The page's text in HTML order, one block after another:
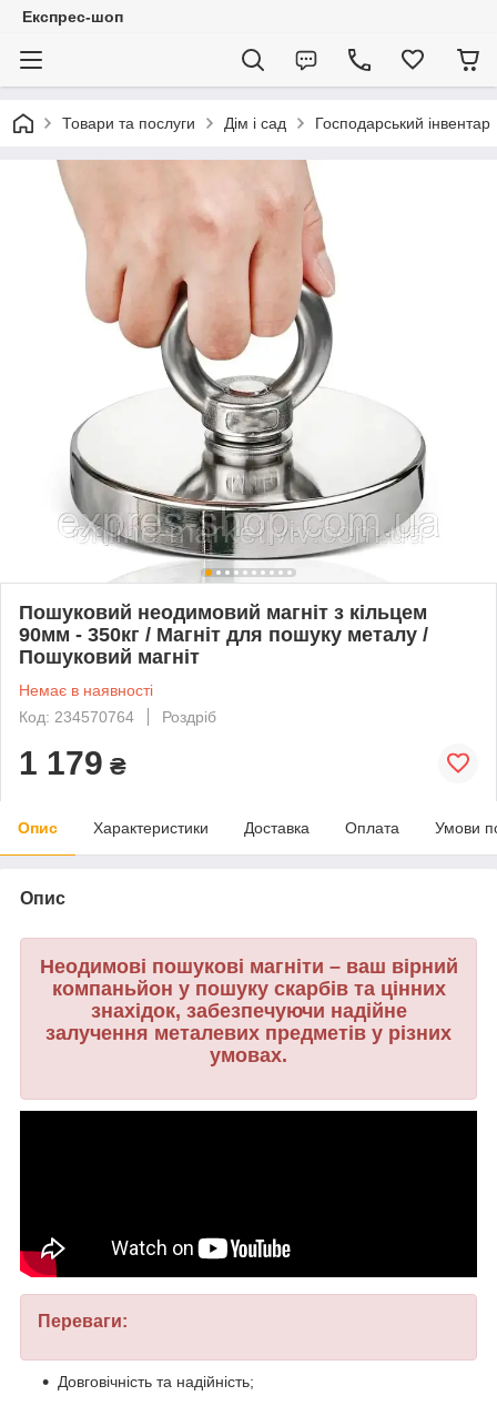
Експрес-шоп
Товари та послуги Дім і сад Господарський інвентар
Пошуковий неодимовий магніт з кільцем
90мм - 350кг / Магніт для пошуку металу /
Пошуковий магніт
Немає в наявності
Код: 234570764
Роздріб
1 179 ₴
Опис Характеристики Доставка Оплата Умови
Опис
Неодимові пошукові магніти – ваш вірний
компаньйон у пошуку скарбів та цінних
знахідок, забезпечуючи надійне
залучення металевих предметів у різних
умовах.
Переваги:
Довговічність та надійність;